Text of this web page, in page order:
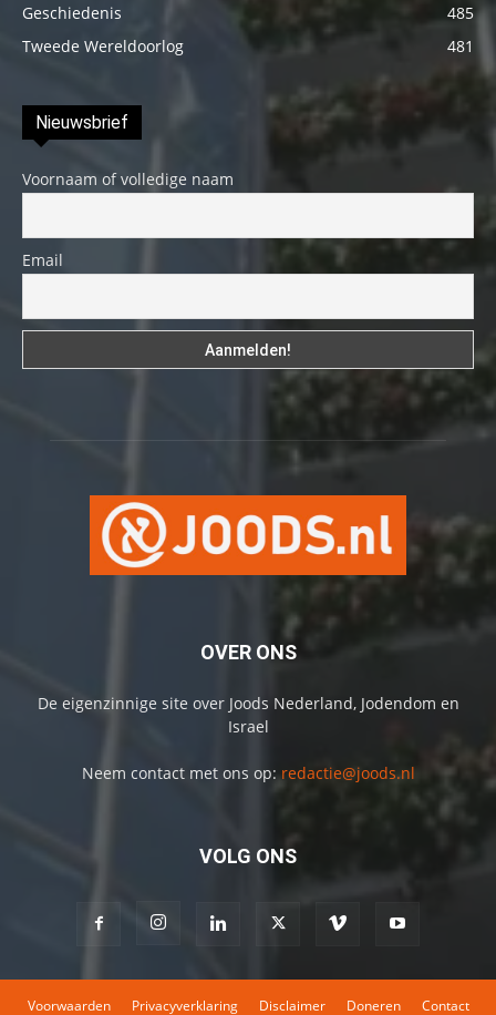
Geschiedenis
485
Tweede Wereldoorlog
481
Nieuwsbrief
Voornaam of volledige naam
Email
OVER ONS
De eigenzinnige site over Joods Nederland, Jodendom en
Israel
Neem contact met ons op: redactie@joods.nl
VOLG ONS
Voorwaarden Privacyverklaring Disclaimer Doneren Contact